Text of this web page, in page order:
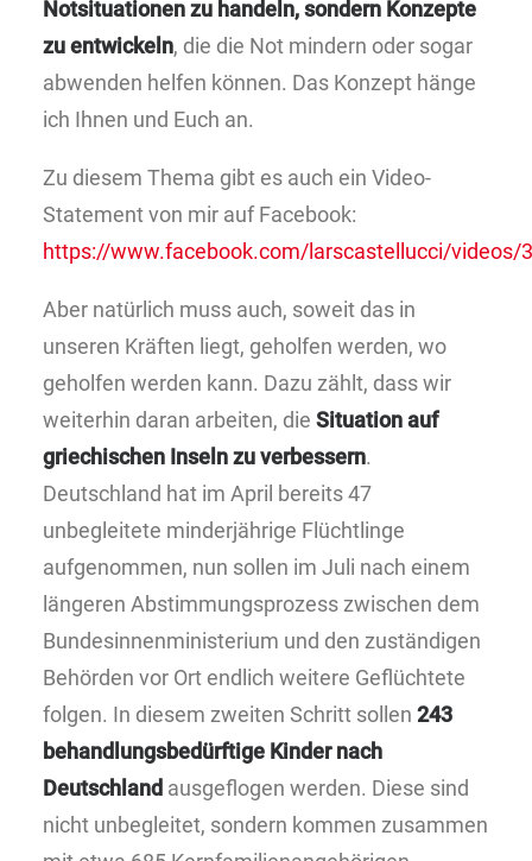
Notsituationen zu handeln, sondern Konzepte
zu entwickeln, die die Not mindern oder sogar
abwenden helfen können. Das Konzept hänge
ich Ihnen und Euch an.
Zu diesem Thema gibt es auch ein Video-
Statement von mir auf Facebook:
https://www.facebook.com/larscastellucci/videos/
Aber natürlich muss auch, soweit das in
unseren Kräften liegt, geholfen werden, wo
geholfen werden kann. Dazu zählt, dass wir
weiterhin daran arbeiten, die Situation auf
griechischen Inseln zu verbessern.
Deutschland hat im April bereits 47
unbegleitete minderjährige Flüchtlinge
aufgenommen, nun sollen im Juli nach einem
längeren Abstimmungsprozess zwischen dem
Bundesinnenministerium und den zuständigen
Behörden vor Ort endlich weitere Geflüchtete
folgen. In diesem zweiten Schritt sollen 243
behandlungsbedürftige Kinder nach
Deutschland ausgeflogen werden. Diese sind
nicht unbegleitet, sondern kommen zusammen